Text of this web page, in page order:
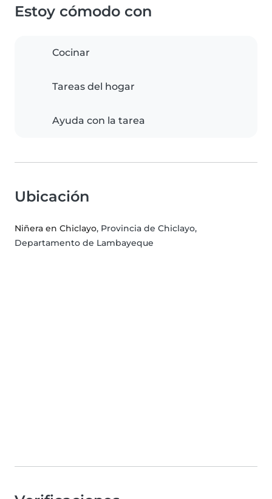
Estoy cómodo con
Cocinar
Tareas del hogar
Ayuda con la tarea
Ubicación
Niñera en Chiclayo, Provincia de Chiclayo,
Departamento de Lambayeque